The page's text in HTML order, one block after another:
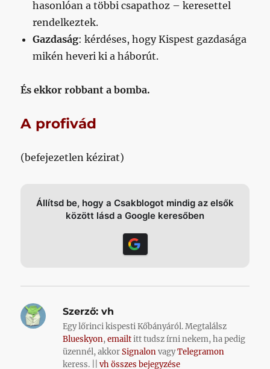
hasonlóan a többi csapathoz – keresettel
rendelkeztek.
Gazdaság: kérdéses, hogy Kispest gazdasága
mikén heveri ki a háborút.
És ekkor robbant a bomba.
A profivád
(befejezetlen kézirat)
Állítsd be, hogy a Csakblogot mindig az elsők
között lásd a Google keresőben
Szerző: vh
Egy lőrinci kispesti Kőbányáról. Megtalálsz
Blueskyon,emailtitt tudsz írni nekem, ha pedig
üzennél, akkorSignalonvagyTelegramon
keress. ||vh összes bejegyzése